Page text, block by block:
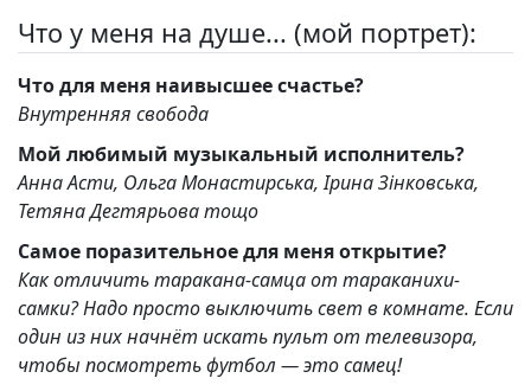
Что у меня на душе... (мой портрет):
Что для меня наивысшее счастье?
Внутренняя свобода
Мой любимый музыкальный исполнитель?
Анна Асти, Ольга Монастирська, Ірина Зінковська,
Тетяна Дегтярьова тощо
Самое поразительное для меня открытие?
Как отличить таракана-самца от тараканихи-
самки? Надо просто выключить свет в комнате. Если
один из них начнёт искать пульт от телевизора,
чтобы посмотреть футбол — это самец!